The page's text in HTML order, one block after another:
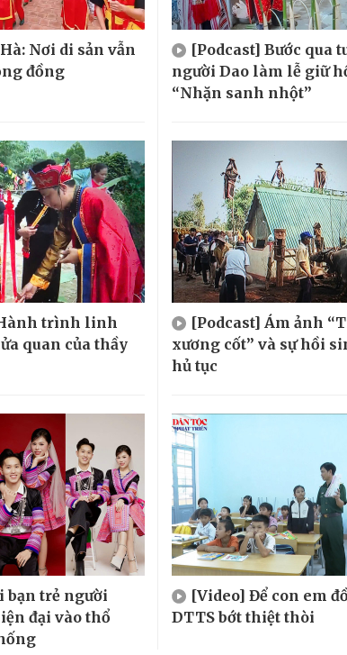
Nơi di sản vẫn
đồng
[Podcast] Bước qua
người Dao làm lễ giữ
“Nhặn sanh nhột”
trình linh
quan của thầy
[Podcast] Ám ảnh
xương cốt” và sự hồi
hủ tục
bạn trẻ người
đại vào thổ
[Video] Để con em
DTTS bớt thiệt thòi